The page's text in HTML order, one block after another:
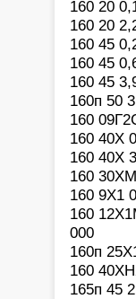
160 20
160 20
160 45
160 45
160 45
160п 50
160
160 40Х
160 40Х
160
160 9Х1
160
000
160п
160
165п 45